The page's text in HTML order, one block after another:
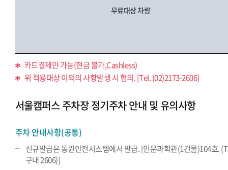
무료대상 차량
카드결제만 가능(현금 불가,Cashless)
위 적용대상 이외의 사항발생 시 협의. [Tel. (02)2173-2606]
서울캠퍼스 주차장 정기주차 안내 및 유의사항
주차 안내사항(공통)
신규발급은 동원안전시스템에서 발급. [인문과학관(1건물)104호.
구내 2606)]